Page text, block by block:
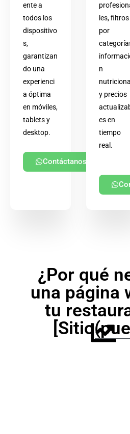
ente a
todos los
dispositivo
s,
garantizan
do una
experienci
a óptima
en móviles,
tablets y
desktop.
Contáctanos
les, filtros
por
n
nutricional
y precios
es en
tiempo
real.
¿Por qué
una página
tu